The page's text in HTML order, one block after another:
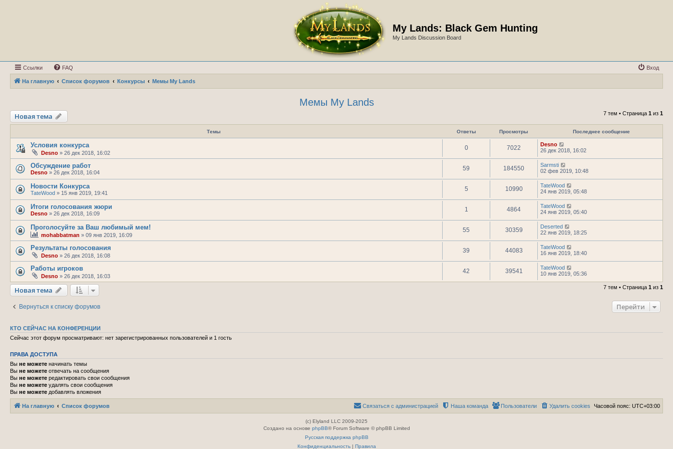
My Lands: Black Gem Hunting
My Lands Discussion Board
Ссылки FAQ Вход
На главную Список форумов Конкурсы Мемы My Lands
Мемы My Lands
Новая тема 7 тем • Страница 1 из 1
Темы Ответы Просмотры Последнее сообщение
Условия конкурса
Desno » 26 дек 2018, 16:02
0 7022
Desno
26 дек 2018, 16:02
Обсуждение работ
Desno » 26 дек 2018, 16:04
59 184550
Sarmsti
02 фев 2019, 10:48
Новости Конкурса
TateWood » 15 янв 2019, 19:41
5 10990
TateWood
24 янв 2019, 05:48
Итоги голосования жюри
Desno » 26 дек 2018, 16:09
1 4864
TateWood
24 янв 2019, 05:40
Проголосуйте за Ваш любимый мем!
mohabbatman » 09 янв 2019, 16:09
55 30359
Deserted
22 янв 2019, 18:25
Результаты голосования
Desno » 26 дек 2018, 16:08
39 44083
TateWood
16 янв 2019, 18:40
Работы игроков
Desno » 26 дек 2018, 16:03
42 39541
TateWood
10 янв 2019, 05:36
Новая тема 7 тем • Страница 1 из 1
Вернуться к списку форумов Перейти
КТО СЕЙЧАС НА КОНФЕРЕНЦИИ
Сейчас этот форум просматривают: нет зарегистрированных пользователей и 1 гость
ПРАВА ДОСТУПА
Вы не можете начинать темы
Вы не можете отвечать на сообщения
Вы не можете редактировать свои сообщения
Вы не можете удалять свои сообщения
Вы не можете добавлять вложения
На главную Список форумов Часовой пояс: UTC+03:00
Удалить cookies
Пользователи
Наша команда
Связаться с администрацией
(c) Elyland LLC 2009-2025
Создано на основе phpBB® Forum Software © phpBB Limited
Русская поддержка phpBB
Конфиденциальность| Правила